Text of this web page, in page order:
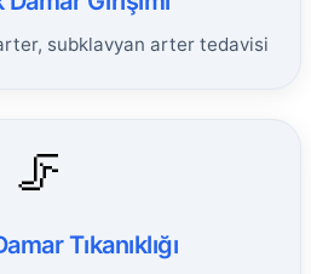
subklavyan arter tedavisi
🦵
Tıkanıklığı